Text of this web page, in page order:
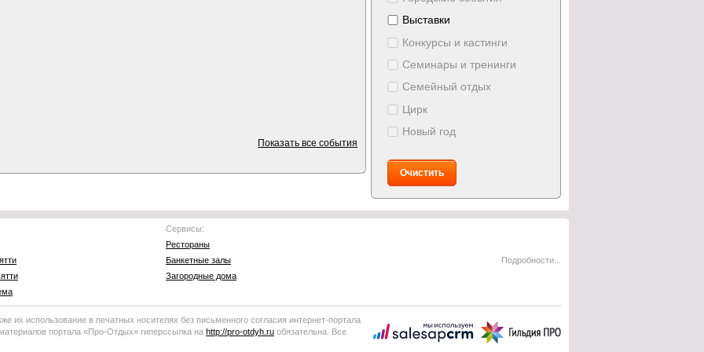
Показать все события
Выставки
Конкурсы и кастинги
Семинары и тренинги
Семейный отдых
Цирк
Новый год
Очистить
Сервисы:
Рестораны
Банкетные залы
Загородные дома
Подробности...
их использование в печатных носителях без письменного согласия интернет-портала
портала «Про-Отдых» гиперссылка на http://pro-otdyh .ru обязательна. Все